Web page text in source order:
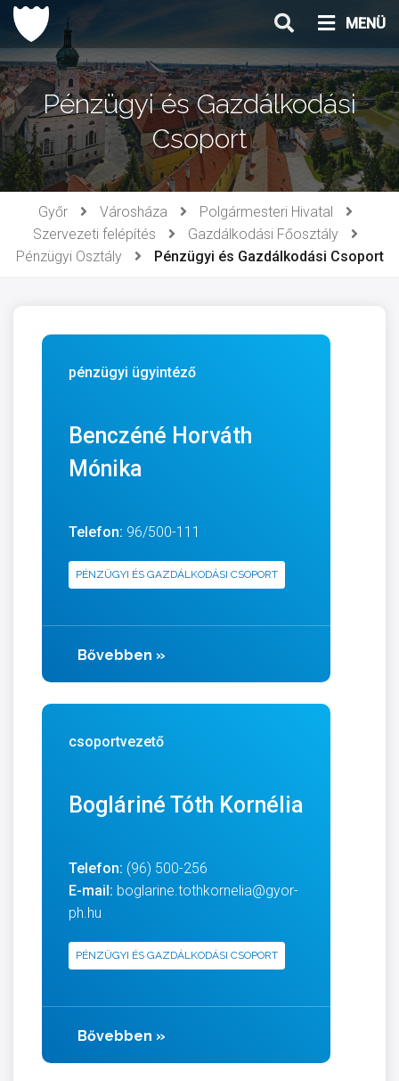
Ugrás
tartalomhoz
MENÜ
Pénzügyi és Gazdálkodási
Csoport
Győr Városháza
Polgármesteri Hivatal
Szervezeti felépítés
Gazdálkodási Főosztály
Pénzügyi Osztály
Pénzügyi és Gazdálkodási Csoport
pénzügyi ügyintéző
Benczéné Horváth
Mónika
Telefon: 96/500-111
PÉNZÜGYI ÉS GAZDÁLKODÁSI CSOPORT
Bővebben »
csoportvezető
Bogláriné Tóth Kornélia
Telefon: (96) 500-256
E-mail: boglarine.tothkornelia@gyor-
ph.hu
PÉNZÜGYI ÉS GAZDÁLKODÁSI CSOPORT
Bővebben »